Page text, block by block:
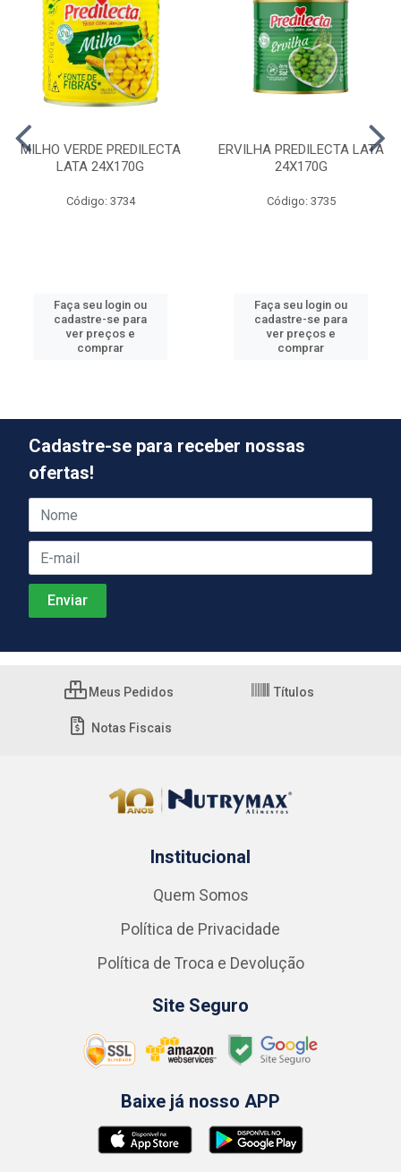
MILHO VERDE PREDILECTA
LATA 24X170G
Código: 3734
Faça seu login ou
cadastre-se para
ver preços e
comprar
ERVILHA PREDILECTA LATA
24X170G
Código: 3735
Faça seu login ou
cadastre-se para
ver preços e
comprar
Cadastre-se para receber nossas
ofertas!
Meus Pedidos Títulos
Notas Fiscais
Institucional
Quem Somos
Política de Privacidade
Política de Troca e Devolução
Site Seguro
Baixe já nosso APP